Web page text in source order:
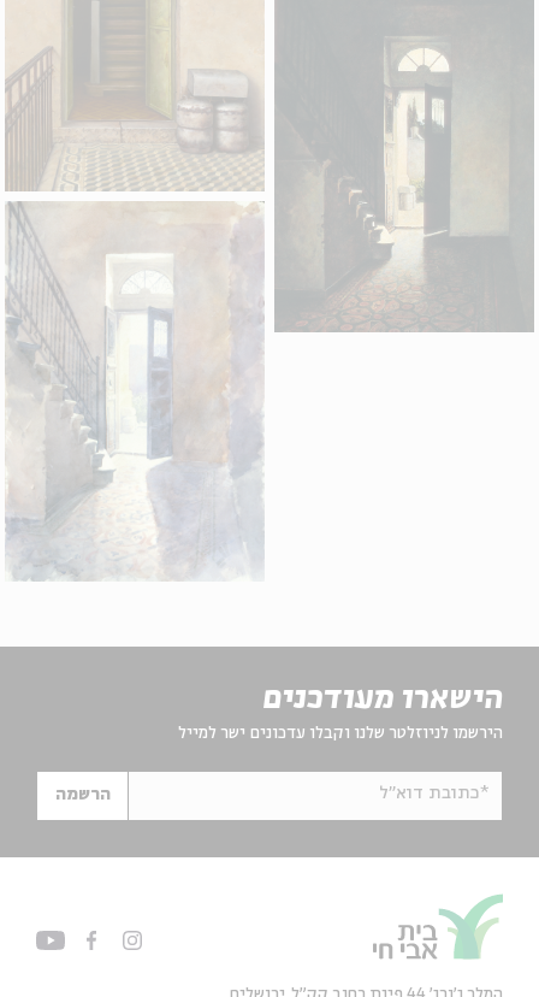
הישארו מעודכנים
הירשמו לניוזלטר שלנו וקבלו עדכונים ישר למייל
*כתובת דוא"ל הרשמה